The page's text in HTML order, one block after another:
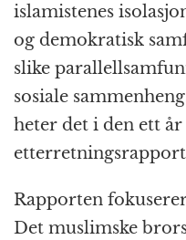
islamistenes
og demokratisk
slike
sosiale
heter det i den ett
Rapporten
Det muslimske